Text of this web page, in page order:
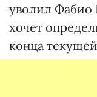
уволил Фабио
хочет
конца